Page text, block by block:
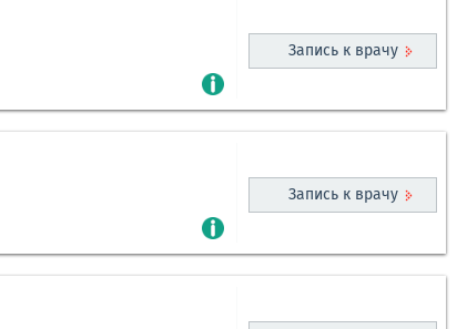
Запись к врачу
Запись к врачу